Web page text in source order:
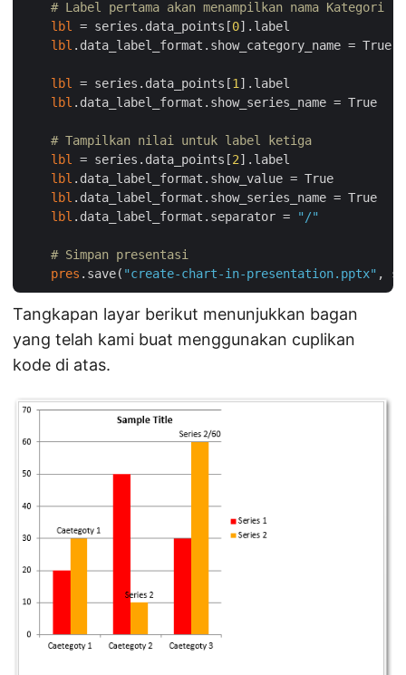
# Label pertama akan menampilkan nama Kategori
lbl
= series.data_points[0].label
lbl .data_label_format.show_category_name = True
lbl = series.data_points[1 ].label
lbl .data_label_format.show_series_name = True
# Tampilkan nilai untuk label ketiga
lbl
= series.data_points[2].label
lbl .data_label_format.show_value = True
lbl .data_label_format.show_series_name = True
lbl .data_label_format.separator = "/"
# Simpan presentasi
pres .save( "create-chart-in-presentation.pptx"
Tangkapan layar berikut menunjukkan bagan
yang telah kami buat menggunakan cuplikan
kode di atas.